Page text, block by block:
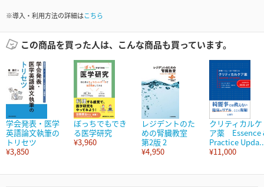
※導入・利用方法の詳細はこちら
この商品を買った人は、こんな商品も買っています。
学会発表・医学
英語論文執筆の
トリセツ
¥3,850
ぼっちでもでき
る医学研究
¥3,960
レジデントのた
めの腎臓教室
第2版 2
¥4,950
クリティカルケ
ア薬 Essence
Practice
¥11,000